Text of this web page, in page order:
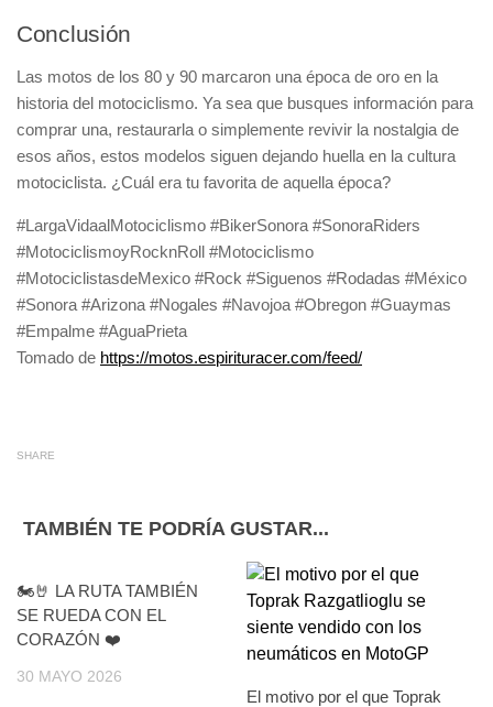
Conclusión
Las motos de los 80 y 90 marcaron una época de oro en la
historia del motociclismo. Ya sea que busques información para
comprar una, restaurarla o simplemente revivir la nostalgia de
esos años, estos modelos siguen dejando huella en la cultura
motociclista. ¿Cuál era tu favorita de aquella época?
#LargaVidaalMotociclismo #BikerSonora #SonoraRiders
#MotociclismoyRocknRoll #Motociclismo
#MotociclistasdeMexico #Rock #Siguenos #Rodadas #México
#Sonora #Arizona #Nogales #Navojoa #Obregon #Guaymas
#Empalme #AguaPrieta
Tomado de https://motos.espirituracer.com/feed/
SHARE
TAMBIÉN TE PODRÍA GUSTAR...
🏍️🤘 LA RUTA TAMBIÉN
SE RUEDA CON EL
CORAZÓN ❤️
30 MAYO 2026
El motivo por el que Toprak